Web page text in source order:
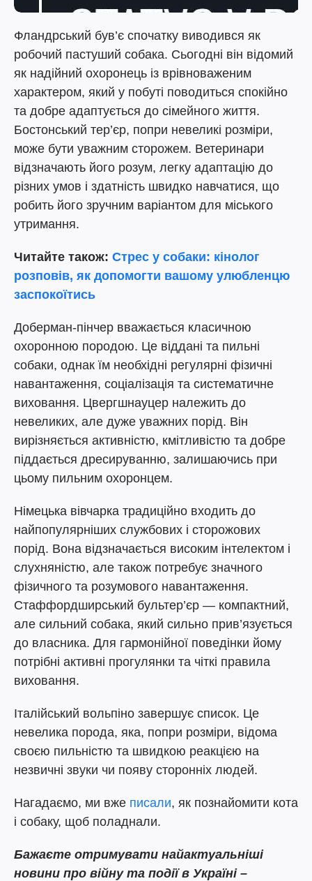
Фландрський був’є спочатку виводився як
робочий пастуший собака. Сьогодні він відомий
як надійний охоронець із врівноваженим
характером, який у побуті поводиться спокійно
та добре адаптується до сімейного життя.
Бостонський тер’єр, попри невеликі розміри,
може бути уважним сторожем. Ветеринари
відзначають його розум, легку адаптацію до
різних умов і здатність швидко навчатися, що
робить його зручним варіантом для міського
утримання.
Читайте також: Стрес у собаки: кінолог
розповів, як допомогти вашому улюбленцю
заспокоїтись
Доберман-пінчер вважається класичною
охоронною породою. Це віддані та пильні
собаки, однак їм необхідні регулярні фізичні
навантаження, соціалізація та систематичне
виховання. Цвергшнауцер належить до
невеликих, але дуже уважних порід. Він
вирізняється активністю, кмітливістю та добре
піддається дресируванню, залишаючись при
цьому пильним охоронцем.
Німецька вівчарка традиційно входить до
найпопулярніших службових і сторожових
порід. Вона відзначається високим інтелектом і
слухняністю, але також потребує значного
фізичного та розумового навантаження.
Стаффордширський бультер’єр — компактний,
але сильний собака, який сильно прив’язується
до власника. Для гармонійної поведінки йому
потрібні активні прогулянки та чіткі правила
виховання.
Італійський вольпіно завершує список. Це
невелика порода, яка, попри розміри, відома
своєю пильністю та швидкою реакцією на
незвичні звуки чи появу сторонніх людей.
Нагадаємо, ми вже писали, як познайомити кота
і собаку, щоб поладнали.
Бажаєте отримувати найактуальніші
новини про війну та події в Україні –